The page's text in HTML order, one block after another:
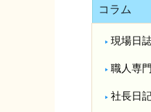
コラム
現場日
職人専
社長日